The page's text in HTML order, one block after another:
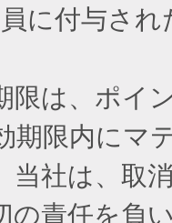
に付与さ
は、ポイ
期限内にマ
当社は、取
の責任を負